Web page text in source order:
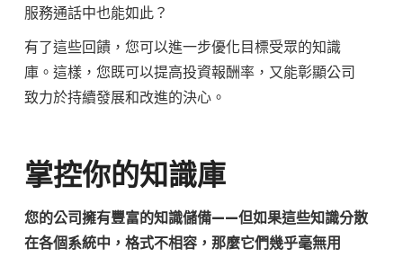
服務通話中也能如此？
有了這些回饋，您可以進一步優化目標受眾的知識
庫。這樣，您既可以提高投資報酬率，又能彰顯公司
致力於持續發展和改進的決心。
掌控你的知識庫
您的公司擁有豐富的知識儲備——但如果這些知識分散
在各個系統中，格式不相容，那麼它們幾乎毫無用